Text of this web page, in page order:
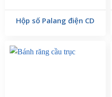
Hộp số Palang điện CD